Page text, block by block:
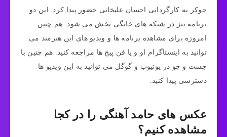
جوکر به کارگردانی احسان علیخانی حضور پیدا کرد. این دو
برنامه نیز در شبکه های خانگی پخش می شود. هم چنین
امروزه برای مشاهده برنامه ها و ویدیو های این هنرمند می
توانید به اینستاگرام او و یا فن پیج ها مراجعه کنید. هم چنین با
جست و جو در یوتیوب و گوگل می توانید به این ویدیو ها
دسترسی پیدا کنید.
عکس های حامد آهنگی را در کجا
مشاهده کنیم؟